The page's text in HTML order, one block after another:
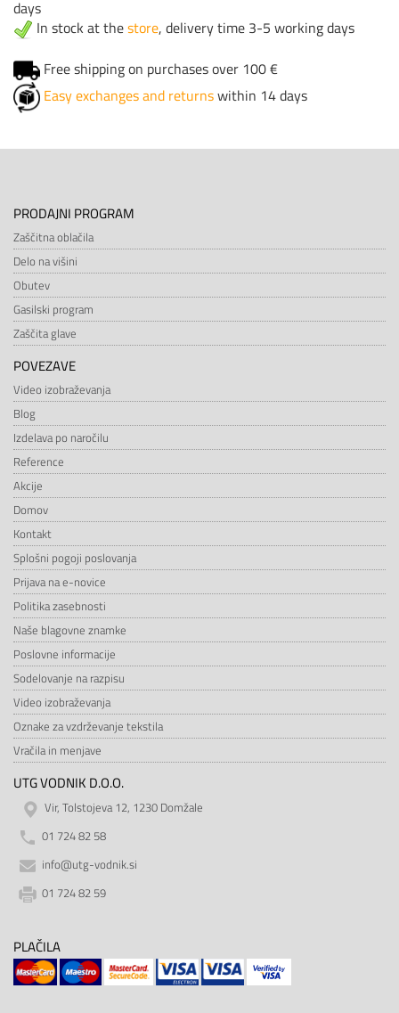
days
In stock at thestore, delivery time 3-5 working days
Free shipping on purchases over 100 €
Easy exchanges and returnswithin 14 days
PRODAJNI PROGRAM
Zaščitna oblačila
Delo na višini
Obutev
Gasilski program
Zaščita glave
POVEZAVE
Video izobraževanja
Blog
Izdelava po naročilu
Reference
Akcije
Domov
Kontakt
Splošni pogoji poslovanja
Prijava na e-novice
Politika zasebnosti
Naše blagovne znamke
Poslovne informacije
Sodelovanje na razpisu
Video izobraževanja
Oznake za vzdrževanje tekstila
Vračila in menjave
UTG VODNIK D.O.O.
Vir, Tolstojeva 12, 1230 Domžale
01 724 82 58
info@utg-vodnik.si
01 724 82 59
PLAČILA